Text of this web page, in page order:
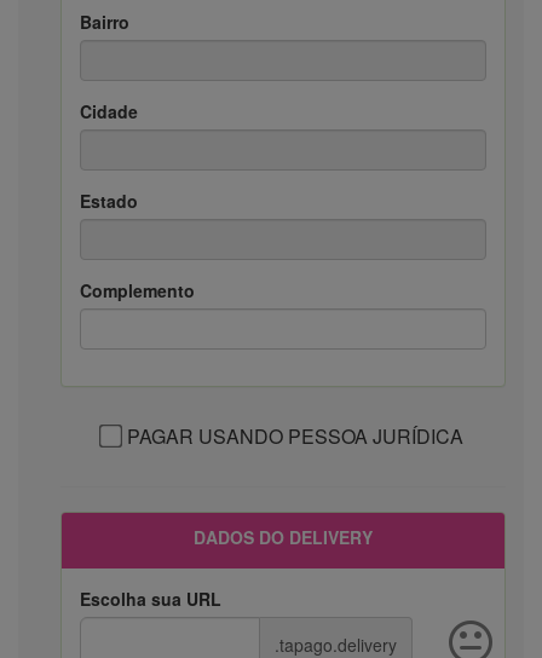
Bairro
Cidade
Estado
Complemento
PAGAR USANDO PESSOA JURÍDICA
DADOS DO DELIVERY
Escolha sua URL
.tapago.delivery